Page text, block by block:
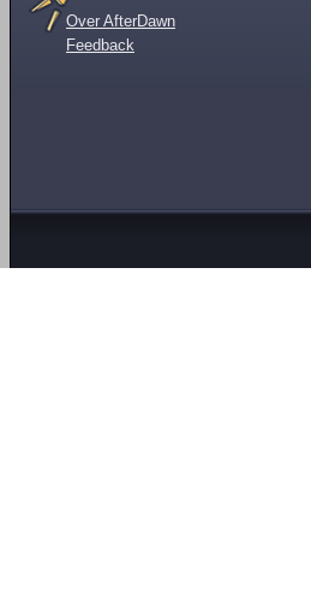
Over AfterDawn
Feedback